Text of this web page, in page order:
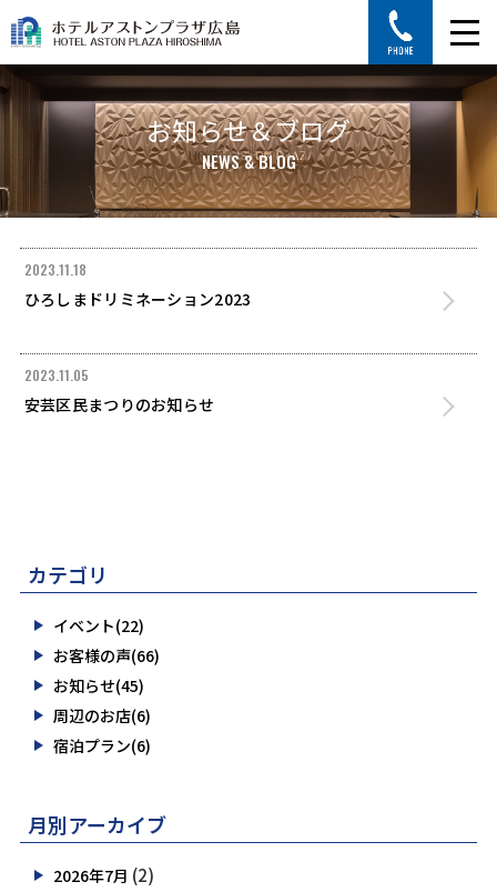
お知らせ＆ブログ
NEWS & BLOG
2023.11.18
ひろしまドリミネーション2023
2023.11.05
安芸区民まつりのお知らせ
カテゴリ
イベント(22)
お客様の声(66)
お知らせ(45)
周辺のお店(6)
宿泊プラン(6)
月別アーカイブ
2026年7月 (2)